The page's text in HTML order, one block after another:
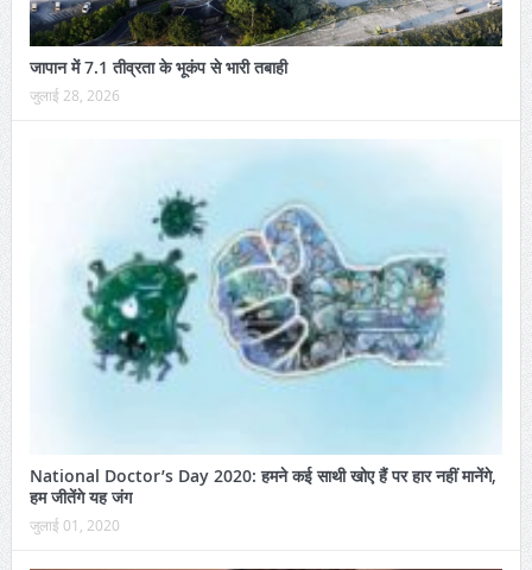
जापान में 7.1 तीव्रता के भूकंप से भारी तबाही
जुलाई 28, 2026
National Doctor’s Day 2020: हमने कई साथी खोए हैं पर हार नहीं मानेंगे,
हम जीतेंगे यह जंग
जुलाई 01, 2020